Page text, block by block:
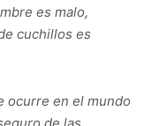
es malo,
cuchillos es
ocurre en el mundo